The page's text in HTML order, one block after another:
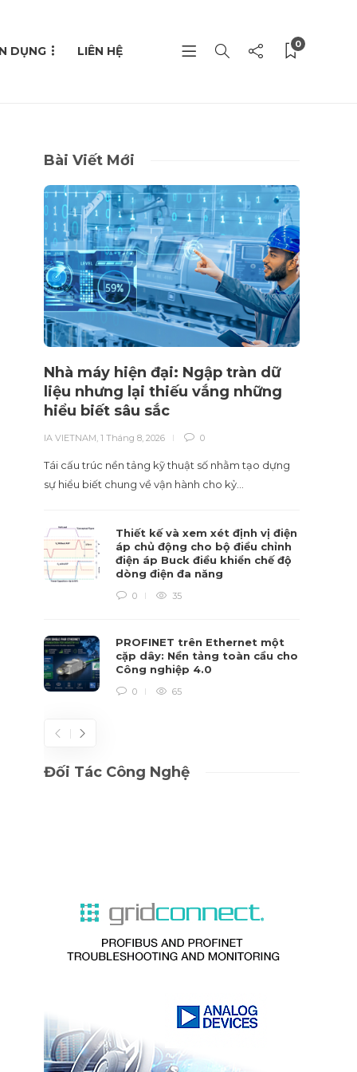
DỤNG LIÊN HỆ 0
Bài Viết Mới
Nhà máy hiện đại: Ngập tràn dữ
liệu nhưng lại thiếu vắng những
hiểu biết sâu sắc
IA VIETNAM ,1 Tháng 8, 2026 0
Tái cấu trúc nền tảng kỹ thuật số nhằm tạo dựng
sự hiểu biết chung về vận hành cho kỷ…
Thiết kế và xem xét định vị điện
áp chủ động cho bộ điều chỉnh
điện áp Buck điều khiển chế độ
dòng điện đa năng
0 35
PROFINET trên Ethernet một
cặp dây: Nền tảng toàn cầu cho
Công nghiệp 4.0
0 65
Đối Tác Công Nghệ